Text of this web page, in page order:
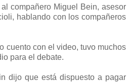
compañero Miguel Bein, asesor
hablando con los compañeros
cuento con el video, tuvo muchos
para el debate.
dijo que está dispuesto a pagar